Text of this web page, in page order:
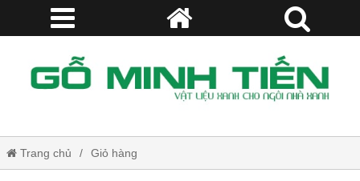
Trang chủ Giỏ hàng